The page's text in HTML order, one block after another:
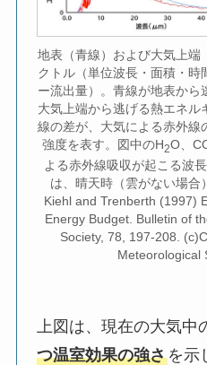
地表（青線）および大気上端
クトル（単位波長・面積・
ー流出量）。青線が地表か
大気上端から逃げる熱エネ
線の差が、大気による赤外線
強度を表す。図中のH2O、
よる赤外線吸収が起こる波
は、晴天時（雲がない場合
Kiehl and Trenberth (1997)
Energy Budget. Bulletin of
Society, 78, 197-208.
Meteorological
上図は、現在の大気中
つ温室効果の強さを示